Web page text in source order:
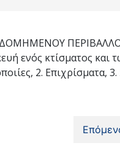
ΔΟΜΗΜΕΝΟΥ
ενός κτίσματος και
2. Επιχρίσματα,